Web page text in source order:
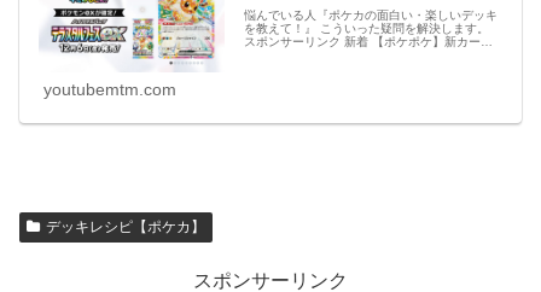
悩んでいる人『ポケカの面白い・楽しいデッキ
を教えて！』 こういった疑問を解決します。
スポンサーリンク 新着 【ポケポケ】新カー
youtubemtm.com
デッキレシピ【ポケカ】
スポンサーリンク